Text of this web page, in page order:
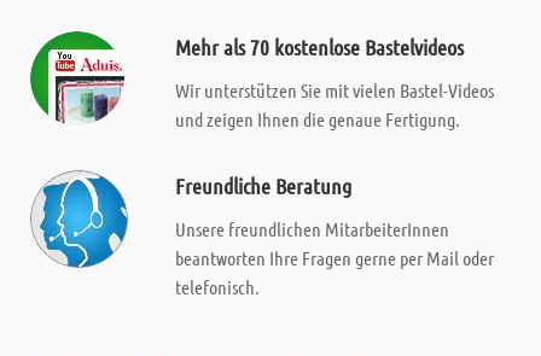
Mehr als 70 kostenlose Bastelvideos
Wir unterstützen Sie mit vielen Bastel-Videos
und zeigen Ihnen die genaue Fertigung.
Freundliche Beratung
Unsere freundlichen MitarbeiterInnen
beantworten Ihre Fragen gerne per Mail oder
telefonisch.